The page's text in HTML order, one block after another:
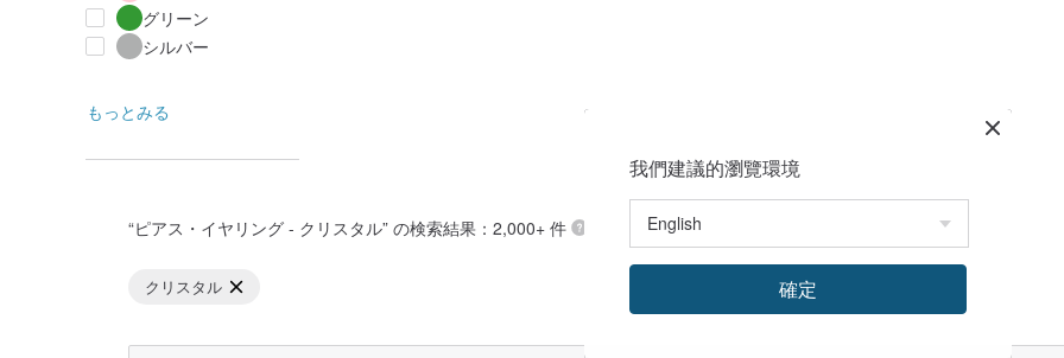
グリーン
シルバー
もっとみる
“ピアス・イヤリング - クリスタル” の検索結果：2,000+ 件
クリスタル
我們建議的瀏覽環境
確定